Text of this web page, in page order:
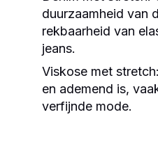
duurzaamheid van
rekbaarheid van
jeans.
Viskose met stretch:
en ademend is,
verfijnde mode.